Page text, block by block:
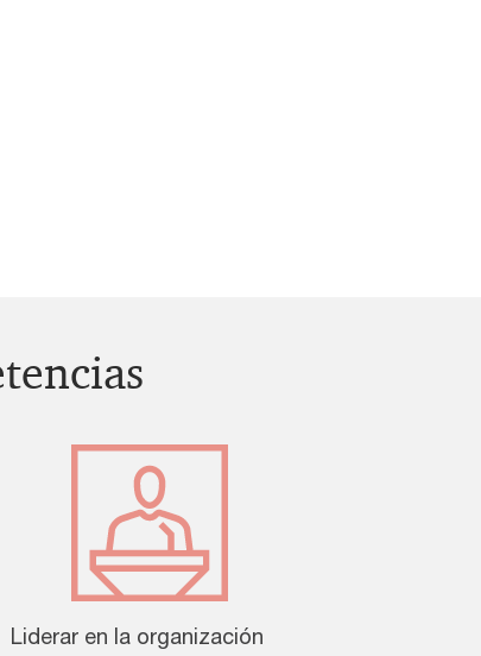
Liderar en la organización